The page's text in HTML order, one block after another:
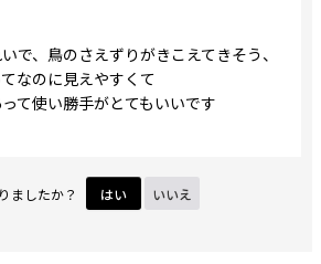
で、鳥のさえずりがきこえてきそう、
なのに見えやすくて
て使い勝手がとてもいいです
ましたか？ はい いいえ